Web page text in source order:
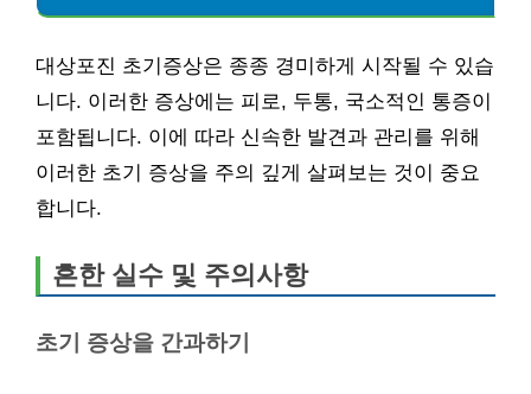
대상포진 초기증상은 종종 경미하게 시작될 수 있습
니다. 이러한 증상에는 피로, 두통, 국소적인 통증이
포함됩니다. 이에 따라 신속한 발견과 관리를 위해
이러한 초기 증상을 주의 깊게 살펴보는 것이 중요
합니다.
흔한 실수 및 주의사항
초기 증상을 간과하기